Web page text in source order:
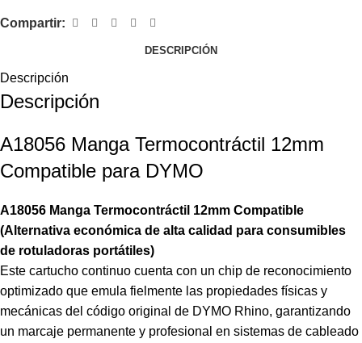
Compartir:
DESCRIPCIÓN
Descripción
Descripción
A18056 Manga Termocontráctil 12mm
Compatible para DYMO
A18056 Manga Termocontráctil 12mm Compatible
(Alternativa económica de alta calidad para consumibles
de rotuladoras portátiles)
Este cartucho continuo cuenta con un chip de reconocimiento
optimizado que emula fielmente las propiedades físicas y
mecánicas del código original de DYMO Rhino, garantizando
un marcaje permanente y profesional en sistemas de cableado